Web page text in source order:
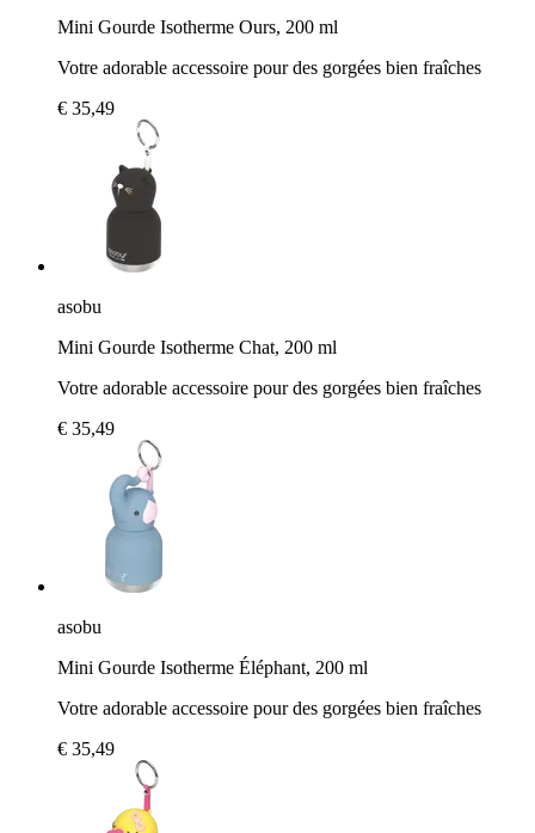
Mini Gourde Isotherme Ours, 200 ml
Votre adorable accessoire pour des gorgées bien fraîches
€ 35,49
asobu
Mini Gourde Isotherme Chat, 200 ml
Votre adorable accessoire pour des gorgées bien fraîches
€ 35,49
asobu
Mini Gourde Isotherme Éléphant, 200 ml
Votre adorable accessoire pour des gorgées bien fraîches
€ 35,49